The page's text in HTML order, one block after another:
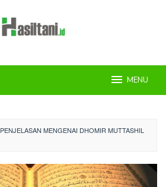
MENU
PENJELASAN MENGENAI DHOMIR MUTTASHIL